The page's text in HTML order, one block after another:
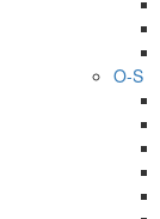
O-S